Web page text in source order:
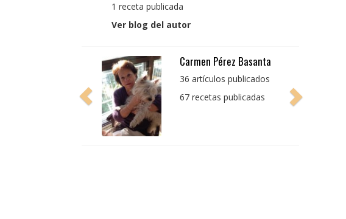
1 receta publicada
Ver blog del autor
Pedro Manuel Collado
Cruz
producto bien tratado